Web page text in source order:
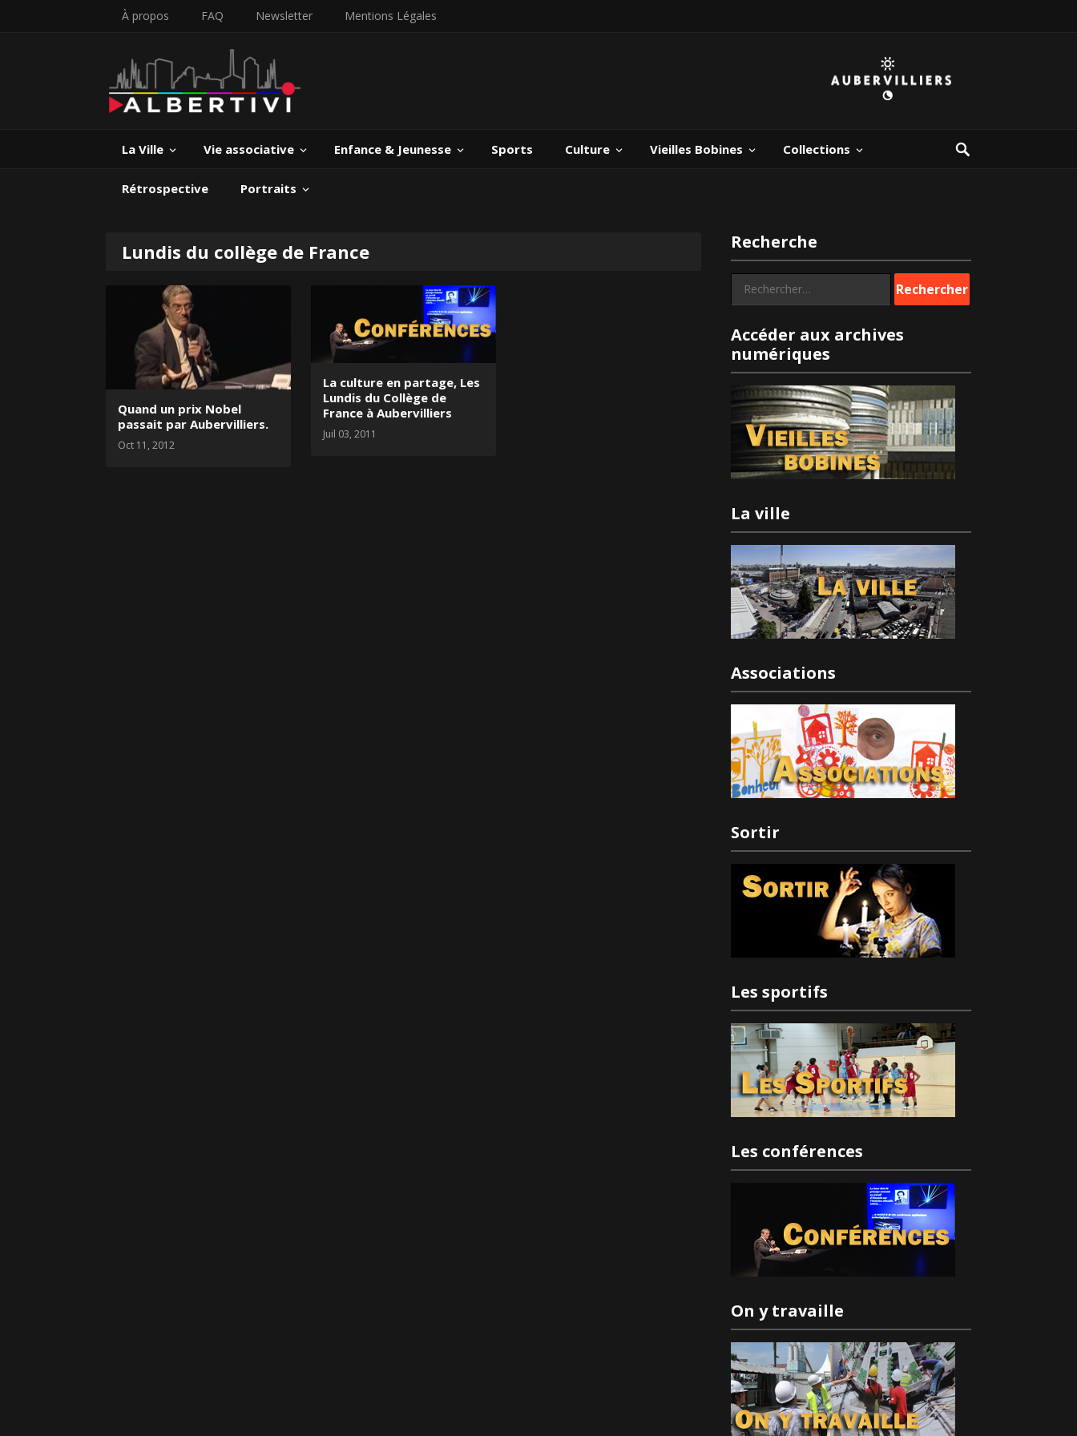
À propos FAQ Newsletter Mentions Légales
La Ville Vie associative Enfance & Jeunesse Sports Culture Vieilles Bobines Collections
Rétrospective Portraits
Lundis du collège de France
Quand un prix Nobel
passait par Aubervilliers.
Oct 11, 2012
La culture en partage, Les
Lundis du Collège de
France à Aubervilliers
Juil 03, 2011
Recherche
Rechercher :
Accéder aux archives
numériques
La ville
Associations
Sortir
Les sportifs
Les conférences
On y travaille